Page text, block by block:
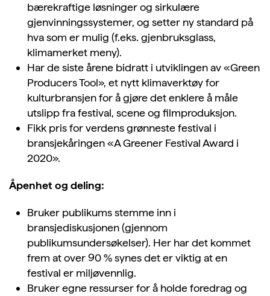
bærekraftige løsninger og sirkulære
gjenvinningssystemer, og setter ny standard på
hva som er mulig (f.eks. gjenbruksglass,
klimamerket meny).
Har de siste årene bidratt i utviklingen av «Green
Producers Tool», et nytt klimaverktøy for
kulturbransjen for å gjøre det enklere å måle
utslipp fra festival, scene og filmproduksjon.
Fikk pris for verdens grønneste festival i
bransjekåringen «A Greener Festival Award i
2020».
Åpenhet og deling:
Bruker publikums stemme inn i
bransjediskusjonen (gjennom
publikumsundersøkelser). Her har det kommet
frem at over 90 % synes det er viktig at en
festival er miljøvennlig.
Bruker egne ressurser for å holde foredrag og